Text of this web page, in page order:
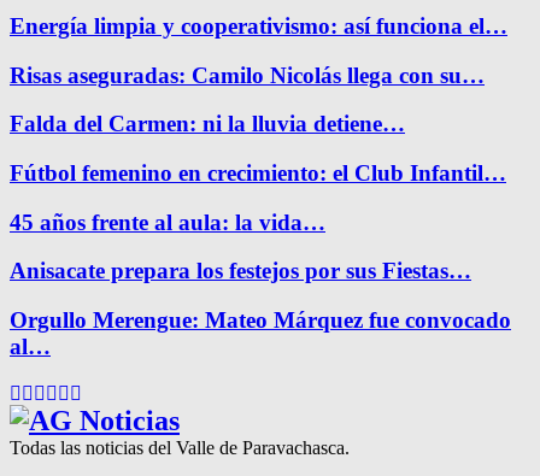
Energía limpia y cooperativismo: así funciona el…
Risas aseguradas: Camilo Nicolás llega con su…
Falda del Carmen: ni la lluvia detiene…
Fútbol femenino en crecimiento: el Club Infantil…
45 años frente al aula: la vida…
Anisacate prepara los festejos por sus Fiestas…
Orgullo Merengue: Mateo Márquez fue convocado
al…
Facebook
Twitter
Instagram
Pinterest
Google
Todas las noticias del Valle de Paravachasca.